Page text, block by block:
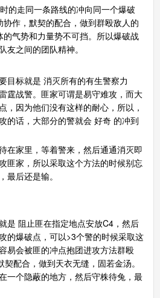
网
走同一条路线的冲向同一个爆破
作，默契的配合，做到群殴敌人的
气势和力量势不可挡。所以爆破战
友之间的团队精神。
标就是 消灭所有的有生警察力
霆战警。匪家可谓是易守难攻，而大
，因为他们没有这样的耐心，所以，
的话，大部分的警就会 好奇 的冲到
家里，等着警来，然后通通消灭即
匪家，所以采取这个方法的时候别忘
最后还是输。
阻止匪在指定地点安放C4，然后
的爆破点，可以>3个警的时候采取这
易会被匪的冲点抱团进攻方法群殴
配合，做到天衣无缝，固若金汤。
一个隐蔽的地方，然后守株待兔，最